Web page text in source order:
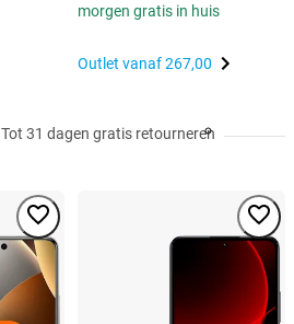
morgen gratis in huis
Outlet vanaf267,00
Tot 31 dagen gratis retourneren